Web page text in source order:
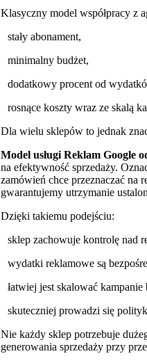
Klasyczny model współpracy z
stały abonament,
minimalny budżet,
dodatkowy procent od
rosnące koszty wraz ze skalą
Dla wielu sklepów to jednak
Model usługi Reklam Google
na efektywność sprzedaży.
zamówień chce przeznaczać
gwarantujemy utrzymanie
Dzięki takiemu podejściu:
sklep zachowuje kontrolę nad
wydatki reklamowe są
łatwiej jest skalować
skuteczniej prowadzi się
Nie każdy sklep potrzebuje
generowania sprzedaży przy